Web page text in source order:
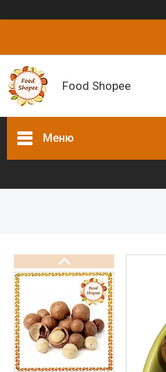
Food Shopee
Меню
Борошно різних культур (без
глютенове)
Цукрозамінники,
підсолоджувачі
Суперфуды
Рослинні олії першого
холодного віджиму